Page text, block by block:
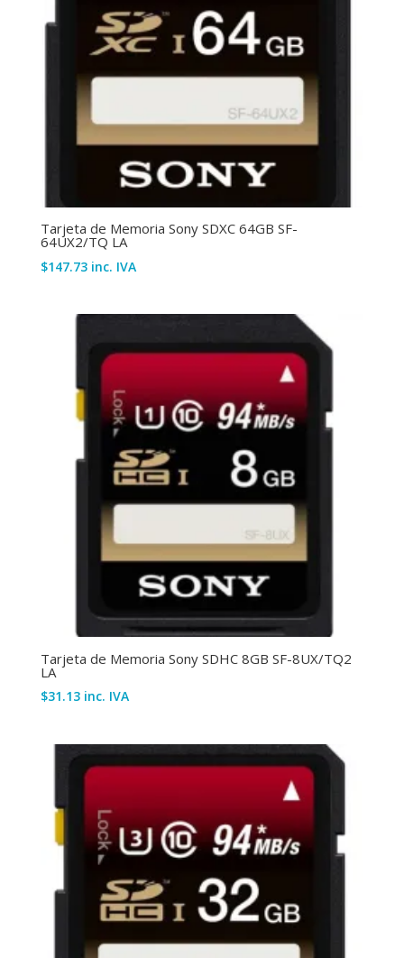
Tarjeta de Memoria Sony SDXC 64GB SF-
64UX2/TQ LA
$147.73 inc. IVA
Tarjeta de Memoria Sony SDHC 8GB SF-8UX/TQ2
LA
$31.13 inc. IVA